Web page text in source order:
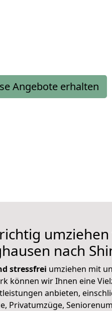
Angebote erhalten
umziehen
nach
stressfrei umziehen mit
können wir Ihnen eine
anbieten,
Privatumzüge,